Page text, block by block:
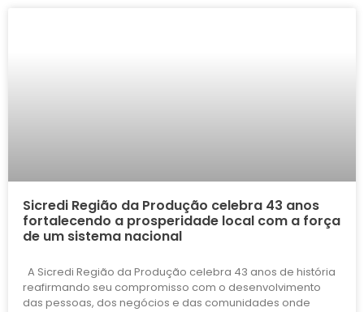
Sicredi Região da Produção celebra 43 anos
fortalecendo a prosperidade local com a força
de um sistema nacional
A Sicredi Região da Produção celebra 43 anos de história
reafirmando seu compromisso com o desenvolvimento
das pessoas, dos negócios e das comunidades onde